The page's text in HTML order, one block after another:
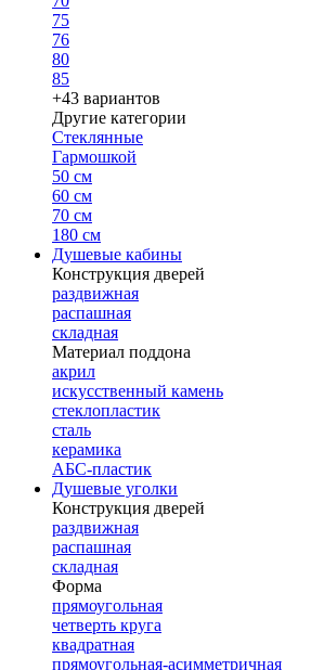
75
76
80
85
+43 вариантов
Другие категории
Стеклянные
Гармошкой
50 см
60 см
70 см
180 см
Душевые кабины
Конструкция дверей
раздвижная
распашная
складная
Материал поддона
акрил
искусственный камень
стеклопластик
сталь
керамика
АБС-пластик
Душевые уголки
Конструкция дверей
раздвижная
распашная
складная
Форма
прямоугольная
четверть круга
квадратная
прямоугольная-асимметричная